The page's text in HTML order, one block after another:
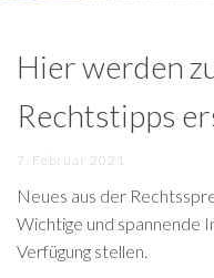
Hier werden
Rechtstipps
7. Februar 2021
Neues aus der
Wichtige und spannende
Verfügung stellen.